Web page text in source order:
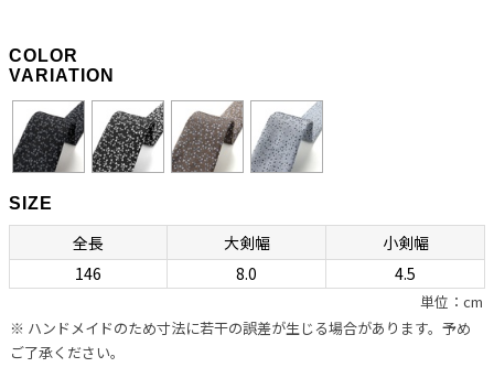
クタイを形作る重要な要素です。
職人の手作業と独特の縫製法によって生み出される
「極上の締め心地」
ネクタイの良し悪しを左右する“作り”ですが、ボレッリの品なので全
幅の信頼が置けます。自社のシャツに合わせるためのネクタイを用意
しているカミチェリアは少なくありませんが、他社に外注していると
ころが多いのが事実。それに対しボレッリでは、ネクタイ専門の職人
を抱え、型紙の作成から生地の裁断・縫製に至るまで、すべてをイタリ
アの自社工場で行っています。世界中で称賛されているハンドメイド
COLOR
VARIATION
SIZE
全長 大剣幅
小剣幅
146
8.0 4.5
単位：cm
※ ハンドメイドのため寸法に若干の誤差が生じる場合があります。予め
ご了承ください。